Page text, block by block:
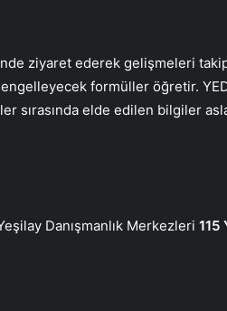
ziyaret ederek gelişmeleri
engelleyecek formüller öğretir.
sırasında elde edilen bilgiler
Danışmanlık Merkezleri 115